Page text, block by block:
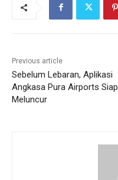
Previous article
Sebelum Lebaran, Aplikasi
Angkasa Pura Airports Siap
Meluncur